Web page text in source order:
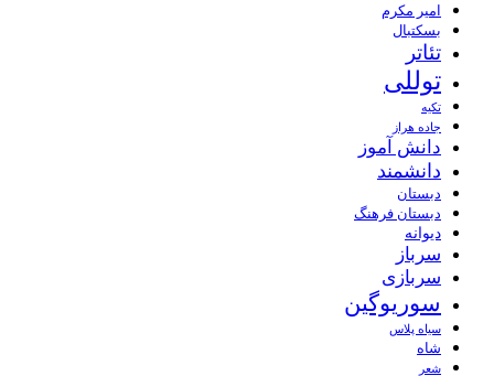
امیر مکرم
بسکتبال
تئاتر
توللی
تکیه
جاده هراز
دانش آموز
دانشمند
دبستان
دبستان فرهنگ
دیوانه
سرباز
سربازی
سوریوگین
سیاه پلاس
شاه
شعر